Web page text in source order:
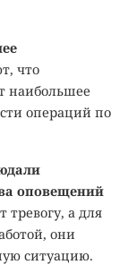
что
наибольшее
операций по
оповещений
а для
они
ситуацию.